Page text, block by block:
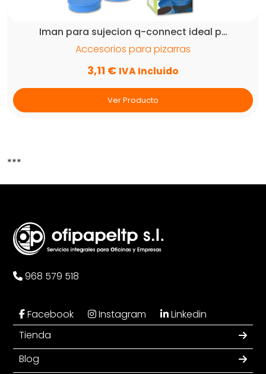
Iman para sujecion q-connect ideal p…
Accesorios para pizarras
3,11 € IVA Incluido
Ver Producto
***
968 579 518
Facebook Instagram
Linkedin
Tienda
Blog